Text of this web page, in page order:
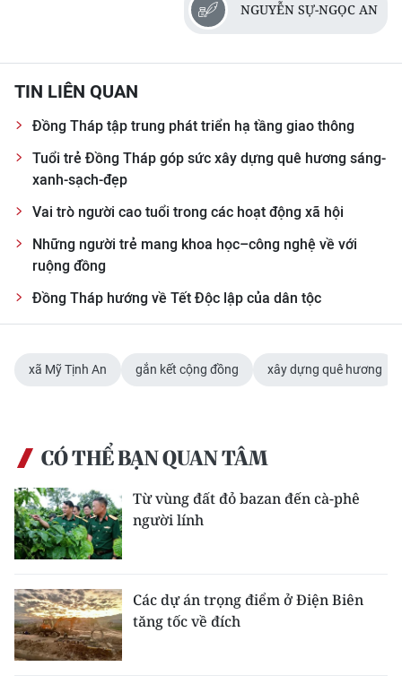
NGUYỄN SỰ-NGỌC AN
TIN LIÊN QUAN
Đồng Tháp tập trung phát triển hạ tầng giao thông
Tuổi trẻ Đồng Tháp góp sức xây dựng quê hương sáng-
xanh-sạch-đẹp
Vai trò người cao tuổi trong các hoạt động xã hội
Những người trẻ mang khoa học–công nghệ về với
ruộng đồng
Đồng Tháp hướng về Tết Độc lập của dân tộc
xã Mỹ Tịnh An gắn kết cộng đồng xây dựng quê hương
CÓ THỂ BẠN QUAN TÂM
Từ vùng đất đỏ bazan đến cà-phê
người lính
Các dự án trọng điểm ở Điện Biên
tăng tốc về đích